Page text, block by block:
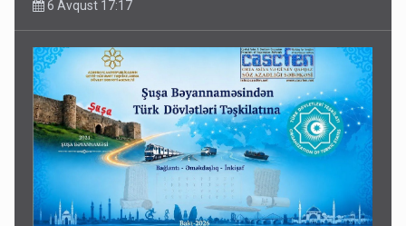
6 Avqust 17:17